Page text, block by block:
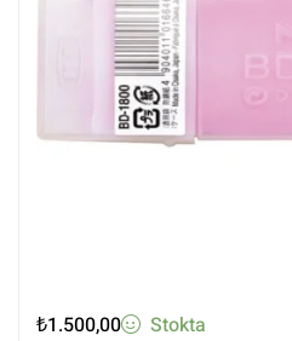
₺1.500,00 Stokta